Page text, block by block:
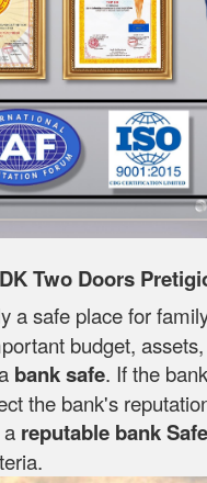
Two Doors
a safe place for
budget,
bank safe. If the
the bank's
reputable bank